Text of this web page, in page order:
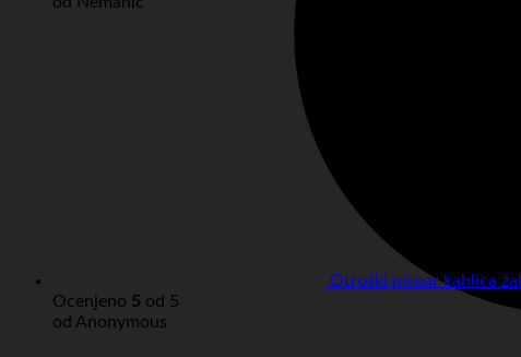
Otroški pisoar kahlica
Ocenjeno 5 od 5
od Anonymous